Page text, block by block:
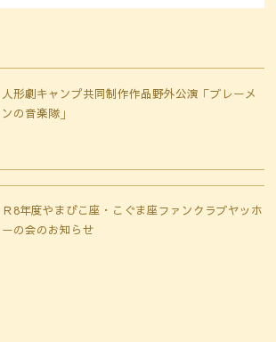
人形劇キャンプ共同制作作品野外公演「ブレーメ
ンの音楽隊」
Ｒ8年度やまびこ座・こぐま座ファンクラブヤッホ
ーの会のお知らせ